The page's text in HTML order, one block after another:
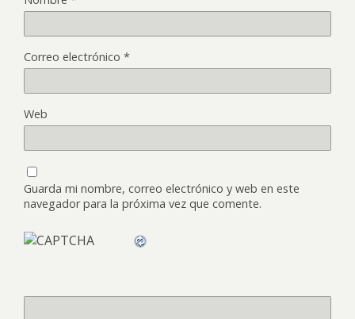
Correo electrónico *
Web
Guarda mi nombre, correo electrónico y web en este
navegador para la próxima vez que comente.